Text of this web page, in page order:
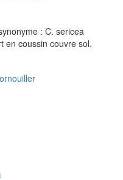
: C. sericea
en coussin couvre sol.